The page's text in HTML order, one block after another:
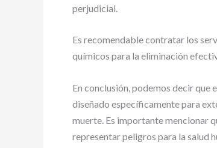
perjudicial.
Es recomendable contratar los
químicos para la eliminación
En conclusión, podemos decir
diseñado específicamente para
muerte. Es importante mencionar
representar peligros para la salud